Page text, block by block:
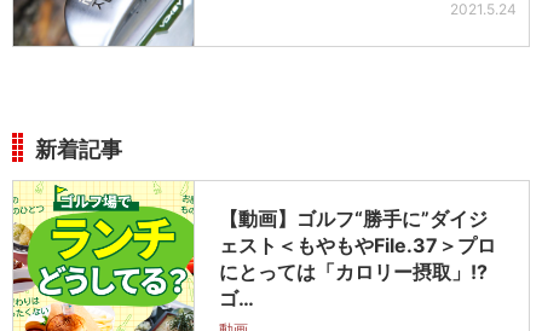
2021.5.24
新着記事
【動画】ゴルフ“勝手に”ダイジ
ェスト＜もやもやFile.37＞プロ
にとっては「カロリー摂取」!?
ゴ…